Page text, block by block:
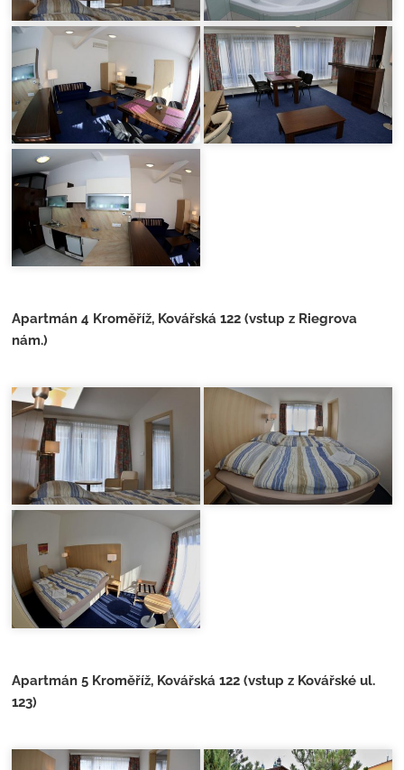
Apartmán 4 Kroměříž, Kovářská 122 (vstup z Riegrova
nám.)
Apartmán 5 Kroměříž, Kovářská 122 (vstup z Kovářské ul.
123)